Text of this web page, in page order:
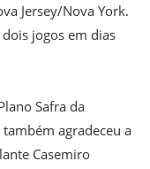
Jersey/Nova York.
jogos em dias
Safra da
agradeceu a
Casemiro